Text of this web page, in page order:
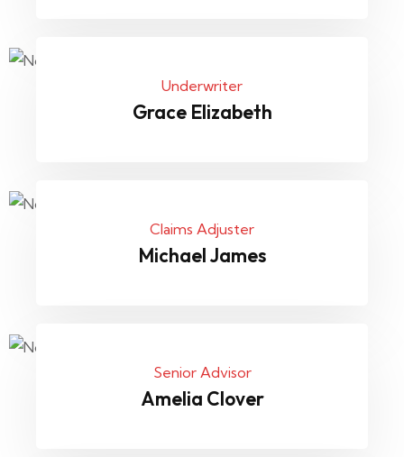
Underwriter
Grace Elizabeth
Claims Adjuster
Michael James
Senior Advisor
Amelia Clover